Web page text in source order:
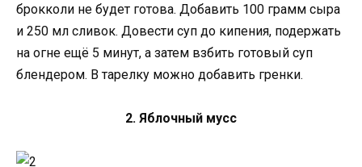
брокколи не будет готова. Добавить 100 грамм сыра
и 250 мл сливок. Довести суп до кипения, подержать
на огне ещё 5 минут, а затем взбить готовый суп
блендером. В тарелку можно добавить гренки.
2. Яблочный мусс